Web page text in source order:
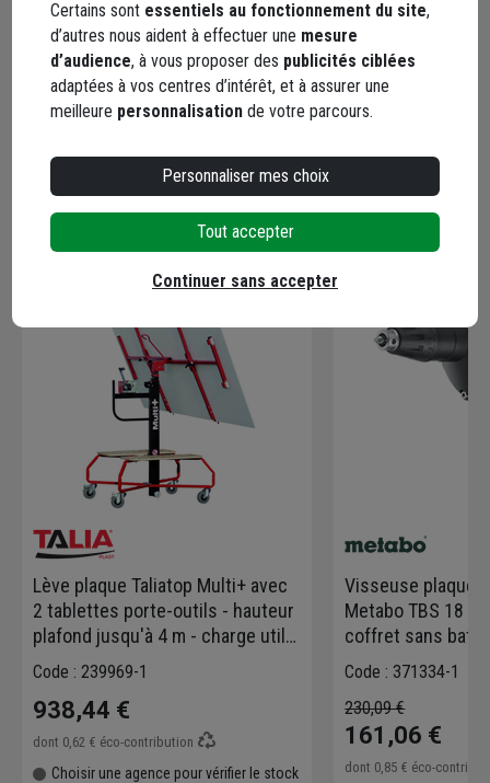
5 / 5
Produit conforme a la commande.exellent
Le 26/03/2026
En complément
Lève plaque Taliatop Multi+ avec
2 tablettes porte-outils - hauteur
plafond jusqu'à 4 m - charge utile
70 kg
Code : 239969-1
938,44 €
dont 0,62 € éco-contribution
Choisir une agence pour vérifier le stock
Visseuse plaque
Metabo TBS 18
coffret sans
Code : 371334-1
230,09 €
161,06 €
dont 0,85 € éco-
Certains sont essentiels au fonctionnement du site,
d’autres nous aident à effectuer une mesure
d’audience, à vous proposer des publicités ciblées
adaptées à vos centres d’intérêt, et à assurer une
meilleure personnalisation de votre parcours.
Personnaliser mes choix
Tout accepter
Continuer sans accepter